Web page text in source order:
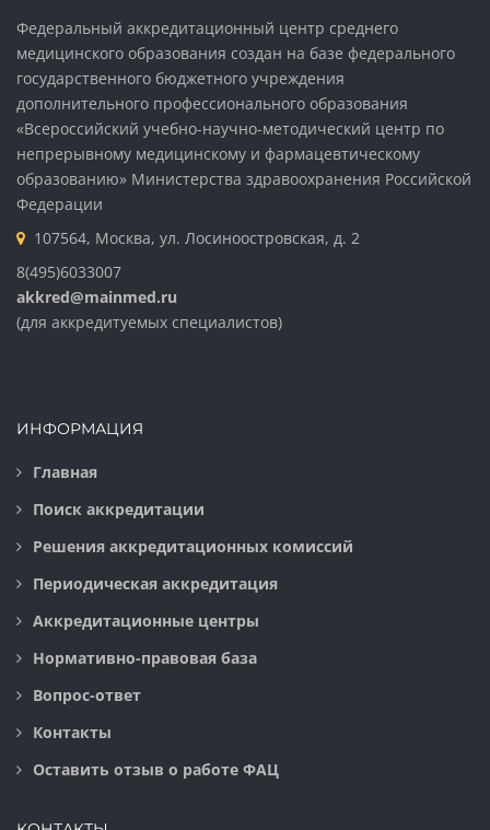
Федеральный аккредитационный центр среднего
медицинского образования создан на базе федерального
государственного бюджетного учреждения
дополнительного профессионального образования
«Всероссийский учебно-научно-методический центр по
непрерывному медицинскому и фармацевтическому
образованию» Министерства здравоохранения Российской
Федерации
107564, Москва, ул. Лосиноостровская, д. 2
8(495)6033007
akkred@mainmed.ru
(для аккредитуемых специалистов)
ИНФОРМАЦИЯ
Главная
Поиск аккредитации
Решения аккредитационных комиссий
Периодическая аккредитация
Аккредитационные центры
Нормативно-правовая база
Вопрос-ответ
Контакты
Оставить отзыв о работе ФАЦ